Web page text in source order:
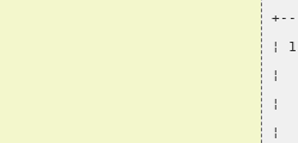
¦
¦
¦
¦